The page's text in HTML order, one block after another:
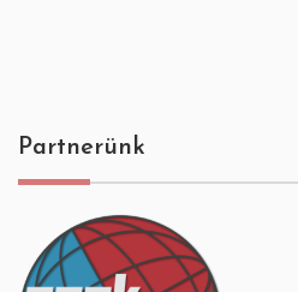
Partnerünk